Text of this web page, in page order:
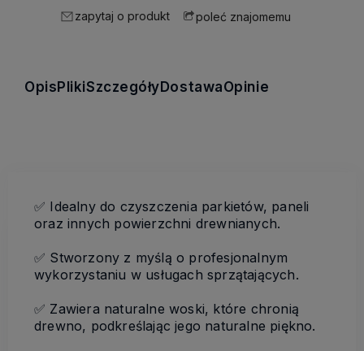
zapytaj o produkt poleć znajomemu
Opis PlikiSzczegóły DostawaOpinie
✅ Idealny do czyszczenia parkietów, paneli
oraz innych powierzchni drewnianych.
✅ Stworzony z myślą o profesjonalnym
wykorzystaniu w usługach sprzątających.
✅ Zawiera naturalne woski, które chronią
drewno, podkreślając jego naturalne piękno.